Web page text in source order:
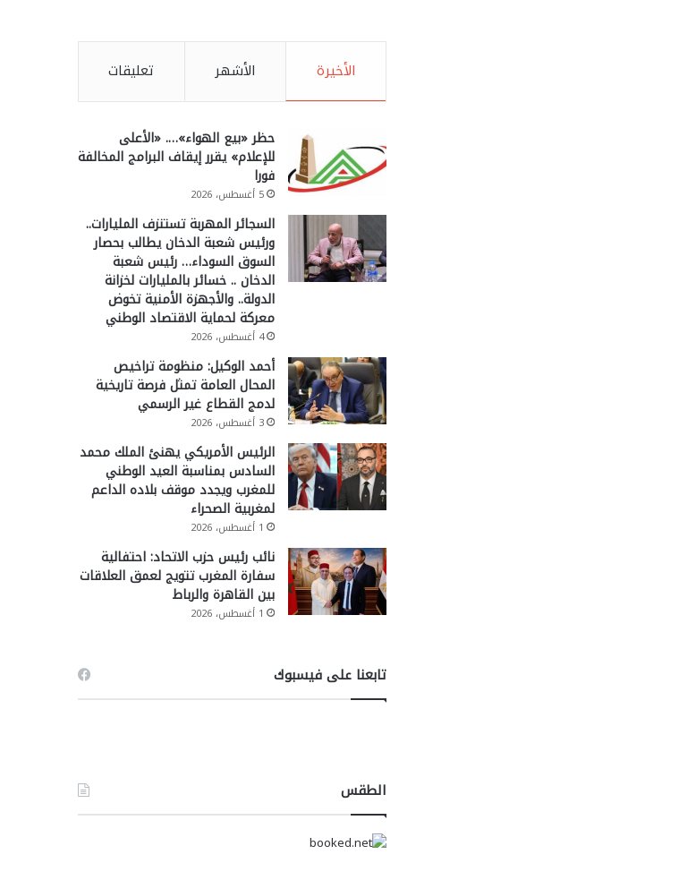
الأخيرة الأشهر تعليقات
حظر «بيع الهواء»…. «الأعلى
للإعلام» يقرر إيقاف البرامج المخالفة
فورا
5 أغسطس، 2026
السجائر المهربة تستنزف المليارات..
ورئيس شعبة الدخان يطالب بحصار
السوق السوداء… رئيس شعبة
الدخان .. خسائر بالمليارات لخزانة
الدولة.. والأجهزة الأمنية تخوض
معركة لحماية الاقتصاد الوطني
4 أغسطس، 2026
أحمد الوكيل: منظومة تراخيص
المحال العامة تمثل فرصة تاريخية
لدمج القطاع غير الرسمي
3 أغسطس، 2026
الرئيس الأمريكي يهنئ الملك محمد
السادس بمناسبة العيد الوطني
للمغرب ويجدد موقف بلاده الداعم
لمغربية الصحراء
1 أغسطس، 2026
نائب رئيس حزب الاتحاد: احتفالية
سفارة المغرب تتويج لعمق العلاقات
بين القاهرة والرباط
1 أغسطس، 2026
تابعنا على فيسبوك
الطقس